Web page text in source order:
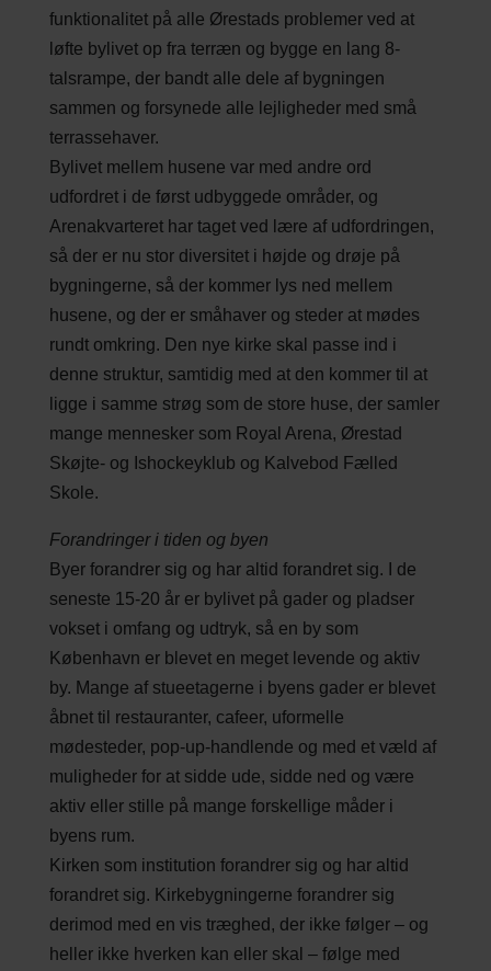
funktionalitet på alle Ørestads problemer ved at
løfte bylivet op fra terræn og bygge en lang 8-
talsrampe, der bandt alle dele af bygningen
sammen og forsynede alle lejligheder med små
terrassehaver.
Bylivet mellem husene var med andre ord
udfordret i de først udbyggede områder, og
Arenakvarteret har taget ved lære af udfordringen,
så der er nu stor diversitet i højde og drøje på
bygningerne, så der kommer lys ned mellem
husene, og der er småhaver og steder at mødes
rundt omkring. Den nye kirke skal passe ind i
denne struktur, samtidig med at den kommer til at
ligge i samme strøg som de store huse, der samler
mange mennesker som Royal Arena, Ørestad
Skøjte- og Ishockeyklub og Kalvebod Fælled
Skole.
Forandringer i tiden og byen
Byer forandrer sig og har altid forandret sig. I de
seneste 15-20 år er bylivet på gader og pladser
vokset i omfang og udtryk, så en by som
København er blevet en meget levende og aktiv
by. Mange af stueetagerne i byens gader er blevet
åbnet til restauranter, cafeer, uformelle
mødesteder, pop-up-handlende og med et væld af
muligheder for at sidde ude, sidde ned og være
aktiv eller stille på mange forskellige måder i
byens rum.
Kirken som institution forandrer sig og har altid
forandret sig. Kirkebygningerne forandrer sig
derimod med en vis træghed, der ikke følger – og
heller ikke hverken kan eller skal – følge med